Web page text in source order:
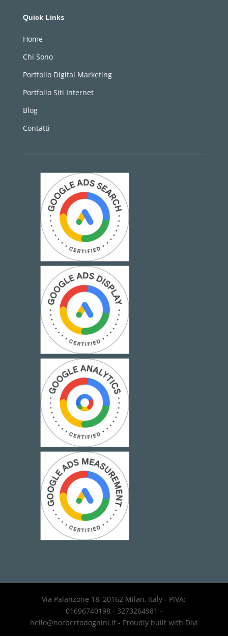
Quick Links
Home
Chi Sono
Portfolio Digital Marketing
Portfolio Siti Internet
Blog
Contatti
Via Palanzone 18, 20162 Milan, Italy - PIVA:
01696740198 - 3273264981 -
hello@norbertodognini.it - Proudly built with Divi